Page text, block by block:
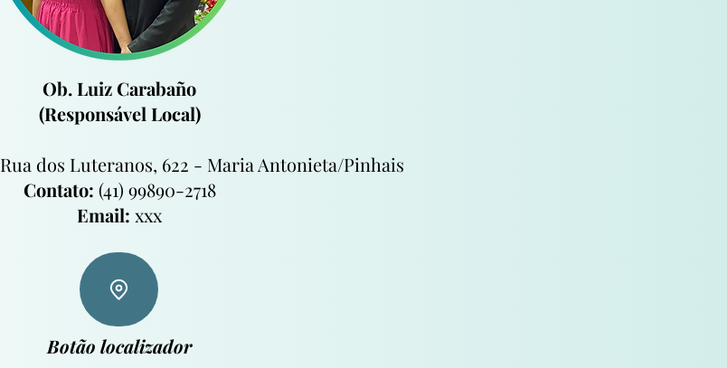
Ob. Luiz Carabaño
(Responsável Local)
Rua dos Luteranos, 622 - Maria Antonieta/Pinhais
Contato: (41) 99890-2718
Email: xxx
Botão localizador